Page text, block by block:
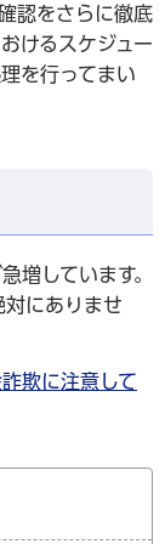
認をさらに徹底
けるスケジュー
を行ってまい
増しています。
にありませ
欺に注意して